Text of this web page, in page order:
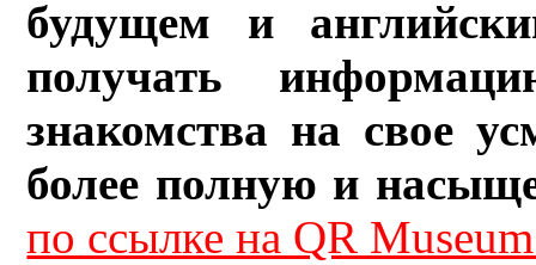
будущем и
получать
знакомства на свое
более полную и
по ссылке на QR